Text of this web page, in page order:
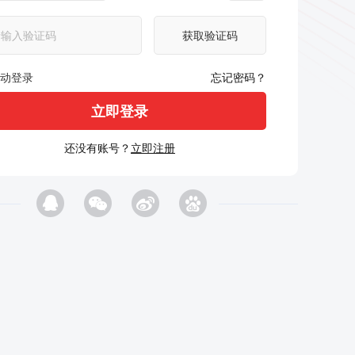
获取验证码
登录 忘记密码？
还没有账号？ 立即注册